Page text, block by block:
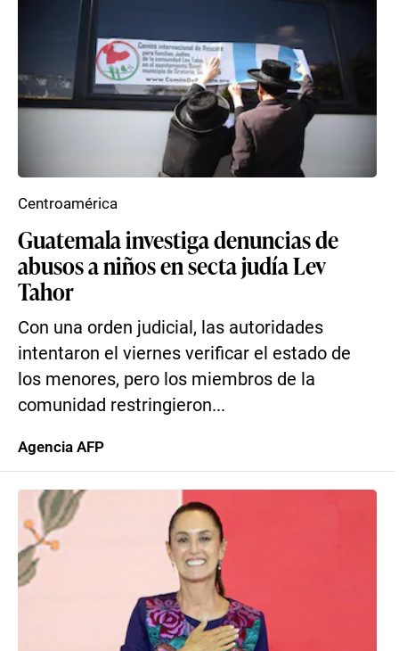
Guatemala investiga denuncias de
abusos a niños en secta judía Lev
Tahor
Con una orden judicial, las autoridades
intentaron el viernes verificar el estado de
los menores, pero los miembros de la
comunidad restringieron...
Centroamérica
Agencia AFP